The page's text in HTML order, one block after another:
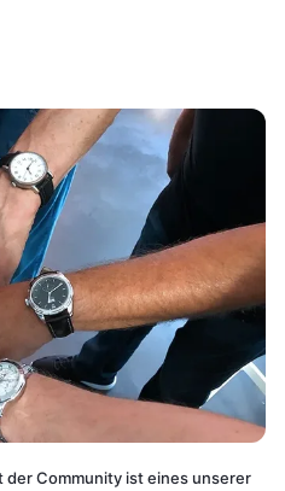
der Community ist eines unserer